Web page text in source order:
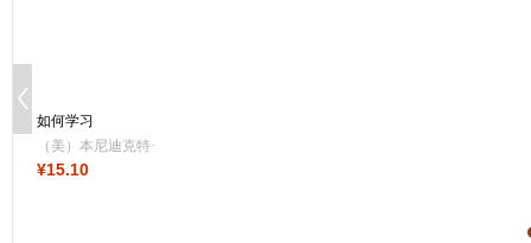
如何学习
（美）本尼迪克特·
凯里,玉冰 译
¥15.10